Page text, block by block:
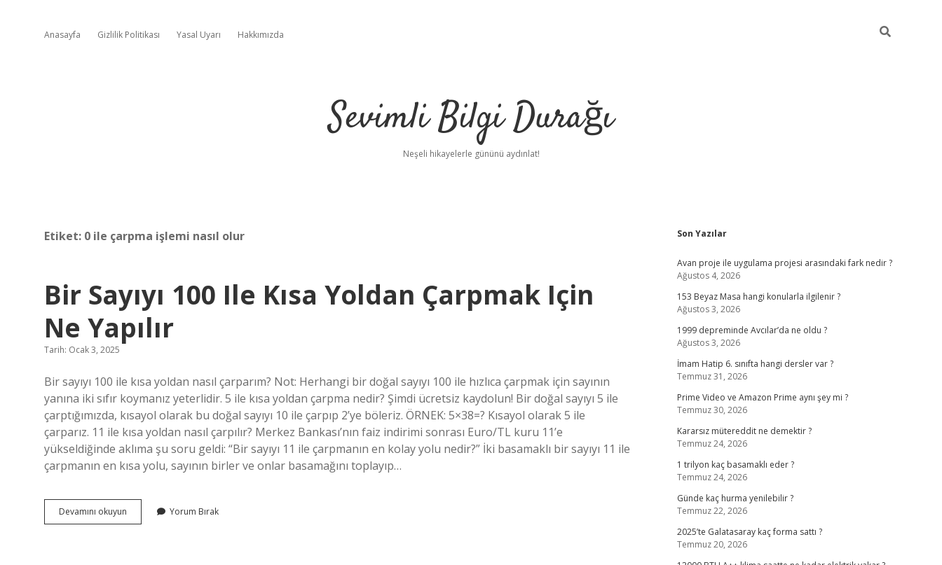
Anasayfa Gizlilik Politikası Yasal Uyarı Hakkımızda
Sevimli Bilgi Durağı
Neşeli hikayelerle gününü aydınlat!
Etiket: 0 ile çarpma işlemi nasıl olur
Bir Sayıyı 100 Ile Kısa Yoldan Çarpmak Için
Ne Yapılır
Tarih: Ocak 3, 2025
Bir sayıyı 100 ile kısa yoldan nasıl çarparım? Not: Herhangi bir doğal sayıyı 100 ile hızlıca çarpmak için sayının
yanına iki sıfır koymanız yeterlidir. 5 ile kısa yoldan çarpma nedir? Şimdi ücretsiz kaydolun! Bir doğal sayıyı 5 ile
çarptığımızda, kısayol olarak bu doğal sayıyı 10 ile çarpıp 2’ye böleriz. ÖRNEK: 5×38=? Kısayol olarak 5 ile
çarparız. 11 ile kısa yoldan nasıl çarpılır? Merkez Bankası’nın faiz indirimi sonrası Euro/TL kuru 11’e
yükseldiğinde aklıma şu soru geldi: “Bir sayıyı 11 ile çarpmanın en kolay yolu nedir?” İki basamaklı bir sayıyı 11 ile
çarpmanın en kısa yolu, sayının birler ve onlar basamağını toplayıp…
Devamını okuyun
Sayıyı
Yorum Bırak
Sidebar
Son Yazılar
Avan proje ile uygulama projesi arasındaki fark nedir ?
Ağustos 4, 2026
153 Beyaz Masa hangi konularla ilgilenir ?
Ağustos 3, 2026
1999 depreminde Avcılar’da ne oldu ?
Ağustos 3, 2026
İmam Hatip 6. sınıfta hangi dersler var ?
Temmuz 31, 2026
Prime Video ve Amazon Prime aynı şey mi ?
Temmuz 30, 2026
Kararsız mütereddit ne demektir ?
Temmuz 24, 2026
1 trilyon kaç basamaklı eder ?
Temmuz 24, 2026
Günde kaç hurma yenilebilir ?
Temmuz 22, 2026
2025’te Galatasaray kaç forma sattı ?
Temmuz 20, 2026